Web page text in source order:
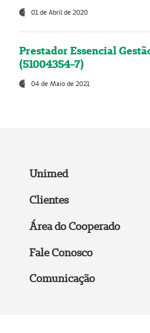
01 de Abril de 2020
Prestador Essencial
(51004354-7)
04 de Maio de 2021
Unimed
Clientes
Área do Cooperado
Fale Conosco
Comunicação